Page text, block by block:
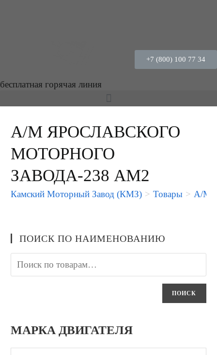
+7 (800) 100 77 34
бесплатная горячая линия
А/М ЯРОСЛАВСКОГО
МОТОРНОГО
ЗАВОДА-238 АМ2
Камский Моторный Завод (КМЗ) > Товары > А/М
ПОИСК ПО НАИМЕНОВАНИЮ
ПОИСК
МАРКА ДВИГАТЕЛЯ